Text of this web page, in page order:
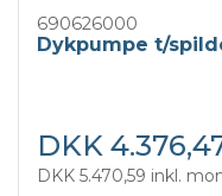
690626000
Dykpumpe t/
DKK
DKK 5.470,59 inkl.